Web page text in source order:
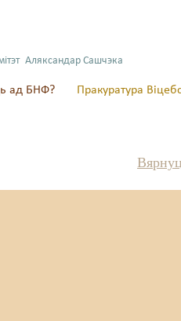
Аляксандар Сашчэка
ад БНФ?
Пракуратура